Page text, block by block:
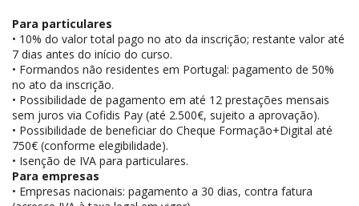
Para particulares
• 10% do valor total pago no ato da inscrição; restante valor até
7 dias antes do início do curso.
• Formandos não residentes em Portugal: pagamento de 50%
no ato da inscrição.
• Possibilidade de pagamento em até 12 prestações mensais
sem juros via Cofidis Pay (até 2.500€, sujeito a aprovação).
• Possibilidade de beneficiar do Cheque Formação+Digital até
750€ (conforme elegibilidade).
• Isenção de IVA para particulares.
Para empresas
• Empresas nacionais: pagamento a 30 dias, contra fatura